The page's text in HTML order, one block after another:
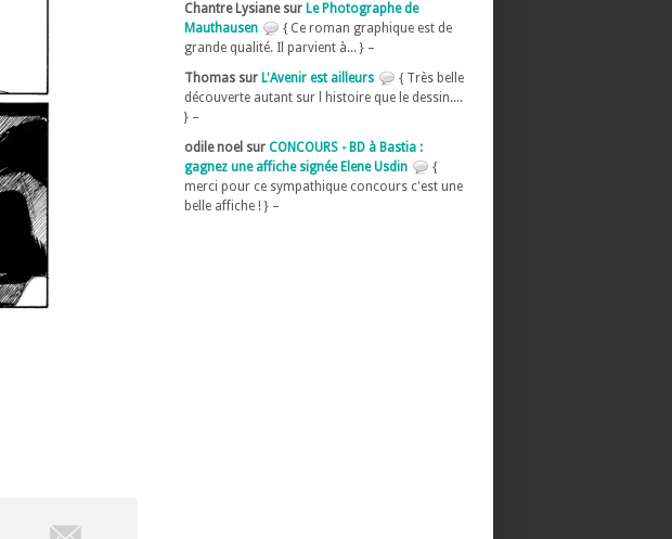
Chantre Lysiane sur Le Photographe de
Mauthausen
{ Ce roman graphique est de
grande qualité. Il parvient à... } –
Thomas sur L'Avenir est ailleurs
{ Très belle
découverte autant sur l histoire que le dessin....
} –
odile noel sur CONCOURS - BD à Bastia :
gagnez une affiche signée Elene Usdin
{
merci pour ce sympathique concours c'est une
belle affiche ! } –